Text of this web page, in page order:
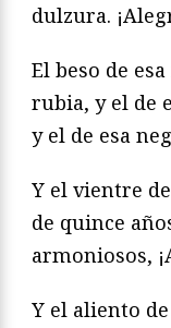
dulzura.
El beso de
rubia, y el de
y el de esa
Y el vientre
de quince
armoniosos,
Y el aliento